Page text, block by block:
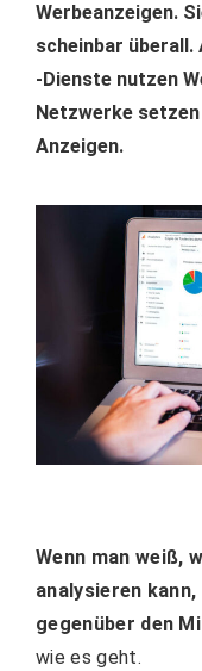
Werbeanzeigen.
scheinbar überall.
-Dienste nutzen
Netzwerke
Anzeigen.
Wenn man weiß,
analysieren
gegenüber den
wie es geht.